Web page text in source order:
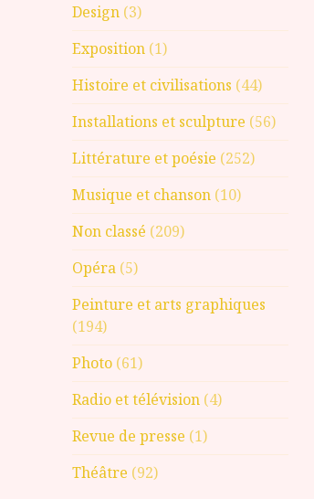
Design (3)
Exposition (1)
Histoire et civilisations (44)
Installations et sculpture (56)
Littérature et poésie (252)
Musique et chanson (10)
Non classé (209)
Opéra (5)
Peinture et arts graphiques
(194)
Photo (61)
Radio et télévision (4)
Revue de presse (1)
Théâtre (92)